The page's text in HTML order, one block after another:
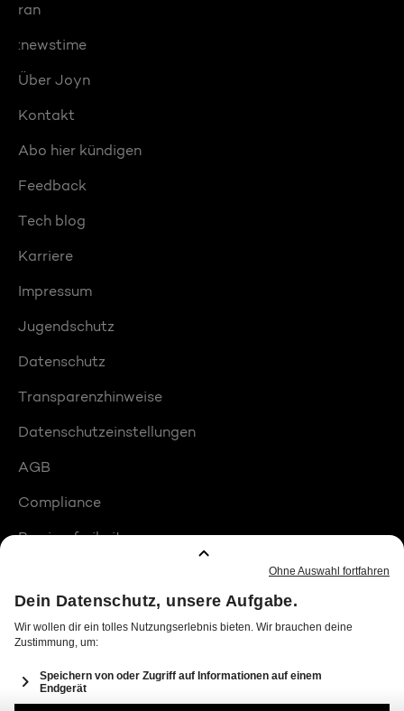
ran
:newstime
Über Joyn
Kontakt
Abo hier kündigen
Feedback
Tech blog
Karriere
Impressum
Jugendschutz
Datenschutz
Transparenzhinweise
Datenschutzeinstellungen
AGB
Compliance
Barrierefreiheit